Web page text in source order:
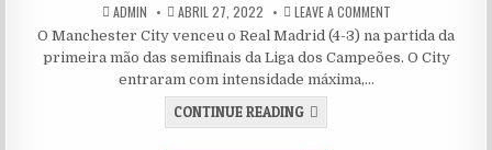
AUTHOR:
ADMIN PUBLISHED DATE:
ABRIL 27, 2022 LEAVE A COMMENTON MANCHESTER
O Manchester City venceu o Real Madrid (4-3) na partida da
primeira mão das semifinais da Liga dos Campeões. O City
entraram com intensidade máxima,…
CONTINUE READINGMANCHESTER CITY EM